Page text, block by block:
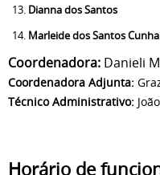
Dianna dos Santos
Marleide dos Santos Cunha
Coordenadora: Danieli
Coordenadora Adjunta:
Técnico Administrativo:
Horário de